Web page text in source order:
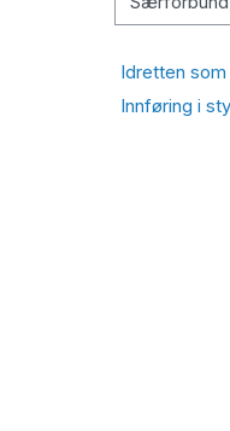
Kurskategorier
Idretten
Innføring i